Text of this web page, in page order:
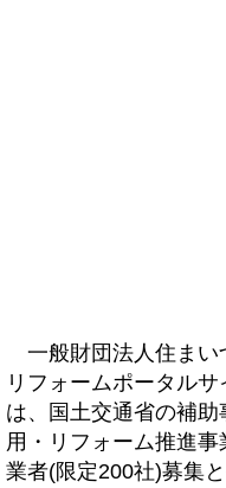
一般財団法人住ま
リフォームポータルサ
は、国土交通省の補
用・リフォーム推進
業者(限定200社)募集